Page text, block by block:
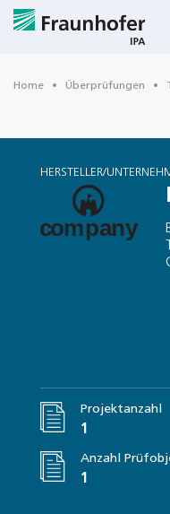
Home Überprüfungen
HERSTELLER/
Projektanzahl
1
Anzahl
1